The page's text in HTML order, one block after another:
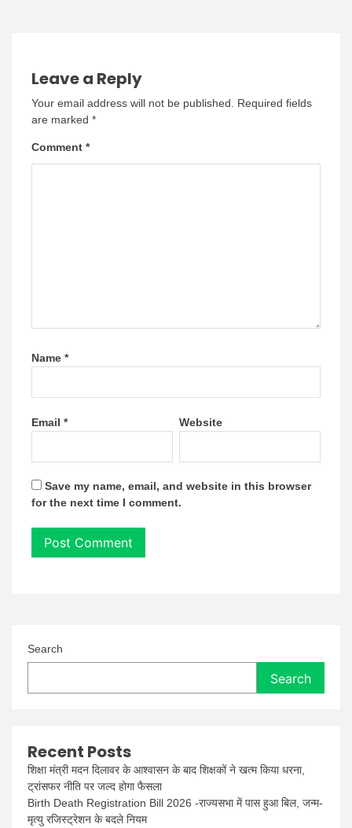
Leave a Reply
Your email address will not be published.
Required fields
are marked *
Comment *
Name *
Email * Website
Save my name, email, and website in this browser
for the next time I comment.
Search
Search
Recent Posts
शिक्षा मंत्री मदन दिलावर के आश्वासन के बाद शिक्षकों ने खत्म किया धरना,
ट्रांसफर नीति पर जल्द होगा फैसला
Birth Death Registration Bill 2026 -राज्यसभा में पास हुआ बिल, जन्म-
मृत्यु रजिस्ट्रेशन के बदले नियम